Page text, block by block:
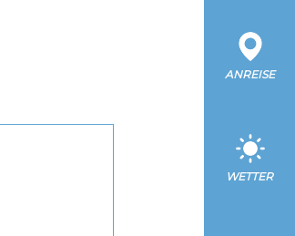
ANREISE
WETTER